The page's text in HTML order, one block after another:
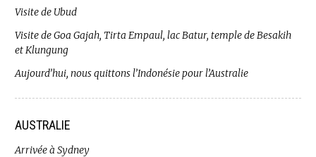
Visite de Ubud
Visite de Goa Gajah, Tirta Empaul, lac Batur, temple de Besakih
et Klungung
Aujourd’hui, nous quittons l’Indonésie pour l’Australie
AUSTRALIE
Arrivée à Sydney